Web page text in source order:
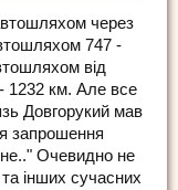
через
747 -
від
1232 км. Але все
Довгорукий мав
запрошення
Очевидно не
інших сучасних